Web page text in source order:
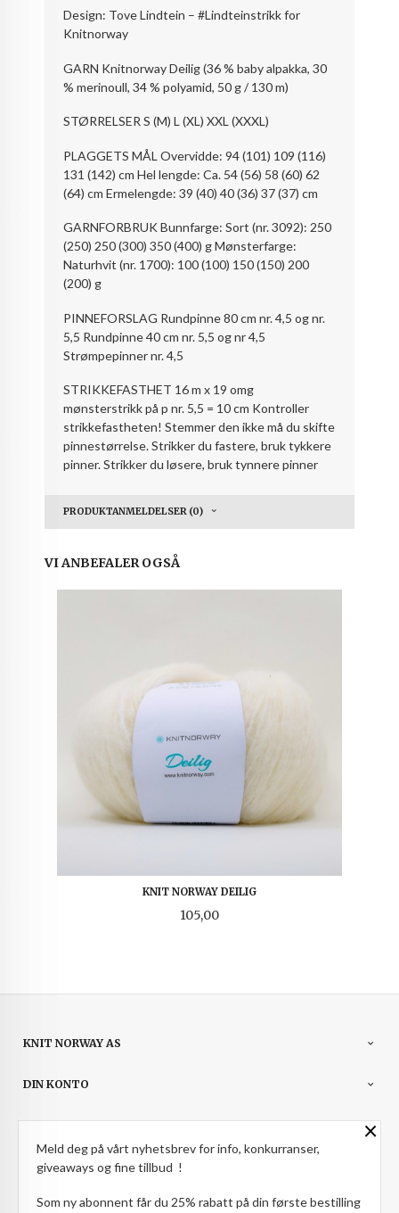
Design: Tove Lindtein – #Lindteinstrikk for
Knitnorway
GARN Knitnorway Deilig (36 % baby alpakka, 30
% merinoull, 34 % polyamid, 50 g / 130 m)
STØRRELSER S (M) L (XL) XXL (XXXL)
PLAGGETS MÅL Overvidde: 94 (101) 109 (116)
131 (142) cm Hel lengde: Ca. 54 (56) 58 (60) 62
(64) cm Ermelengde: 39 (40) 40 (36) 37 (37) cm
GARNFORBRUK Bunnfarge: Sort (nr. 3092): 250
(250) 250 (300) 350 (400) g Mønsterfarge:
Naturhvit (nr. 1700): 100 (100) 150 (150) 200
(200) g
PINNEFORSLAG Rundpinne 80 cm nr. 4,5 og nr.
5,5 Rundpinne 40 cm nr. 5,5 og nr 4,5
Strømpepinner nr. 4,5
STRIKKEFASTHET 16 m x 19 omg
mønsterstrikk på p nr. 5,5 = 10 cm Kontroller
strikkefastheten! Stemmer den ikke må du skifte
pinnestørrelse. Strikker du fastere, bruk tykkere
pinner. Strikker du løsere, bruk tynnere pinner
PRODUKTANMELDELSER (0)
VI ANBEFALER OGSÅ
KNIT NORWAY DEILIG
Pris
105,00
KNIT NORWAY AS
DIN KONTO
NYHETSBREV
PARTNERE
×
Meld deg på vårt nyhetsbrev for info, konkurranser,
giveaways og fine tillbud !
Som ny abonnent får du 25% rabatt på din første bestilling